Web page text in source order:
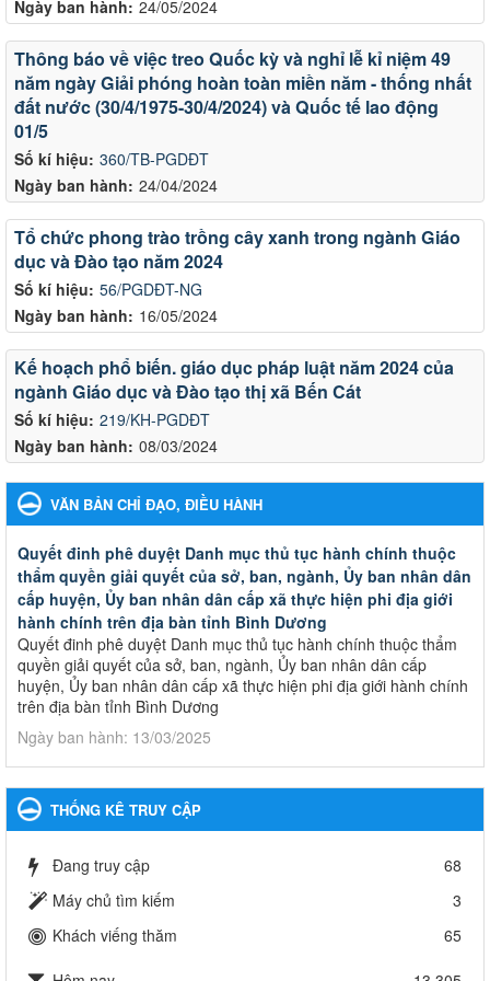
Ngày ban hành: 24/05/2024
Số kí hiệu: 360/TB-PGDĐT
Ngày ban hành: 24/04/2024
Thông báo về việc treo Quốc kỳ và nghỉ lễ kỉ niệm 49
năm ngày Giải phóng hoàn toàn miền năm - thống nhất
đất nước (30/4/1975-30/4/2024) và Quốc tế lao động
01/5
Số kí hiệu: 56/PGDĐT-NG
Ngày ban hành: 16/05/2024
Tổ chức phong trào trồng cây xanh trong ngành Giáo
dục và Đào tạo năm 2024
Số kí hiệu: 219/KH-PGDĐT
Ngày ban hành: 08/03/2024
Kế hoạch phổ biến. giáo dục pháp luật năm 2024 của
ngành Giáo dục và Đào tạo thị xã Bến Cát
VĂN BẢN CHỈ ĐẠO, ĐIỀU HÀNH
Quyết đinh phê duyệt Danh mục thủ tục hành chính thuộc
thẩm quyền giải quyết của sở, ban, ngành, Ủy ban nhân dân
cấp huyện, Ủy ban nhân dân cấp xã thực hiện phi địa giới
hành chính trên địa bàn tỉnh Bình Dương
Quyết đinh phê duyệt Danh mục thủ tục hành chính thuộc thẩm
quyền giải quyết của sở, ban, ngành, Ủy ban nhân dân cấp
huyện, Ủy ban nhân dân cấp xã thực hiện phi địa giới hành chính
trên địa bàn tỉnh Bình Dương
Ngày ban hành: 13/03/2025
Giáo dục và Đào tạo thành phố Bến Cát
Kế hoạch Phổ biến, giáo dục pháp luật năm 2025 của ngành
Ngày ban hành: 28/02/2025
vực giáo dục đào tạo thuộc hệ giáo dục quốc dân và cơ sở
THỐNG KÊ TRUY CẬP
Đang truy cập
68
Máy chủ tìm kiếm
3
Khách viếng thăm
65